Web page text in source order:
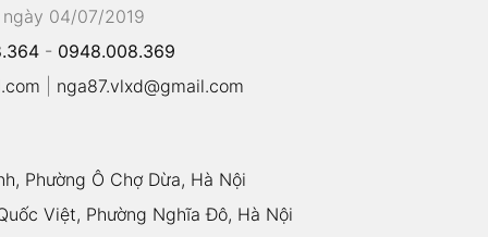
04/07/2019
- 0948.008.369
nga87.vlxd@gmail.com
Phường Ô Chợ Dừa, Hà Nội
Việt, Phường Nghĩa Đô, Hà Nội